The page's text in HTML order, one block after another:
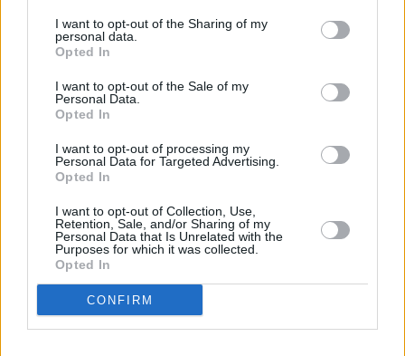
I want to opt-out of the Sharing of my
personal data.
Opted In
I want to opt-out of the Sale of my
Personal Data.
Opted In
I want to opt-out of processing my
Personal Data for Targeted Advertising.
Opted In
I want to opt-out of Collection, Use,
Retention, Sale, and/or Sharing of my
Personal Data that Is Unrelated with the
Purposes for which it was collected.
Opted In
CONFIRM